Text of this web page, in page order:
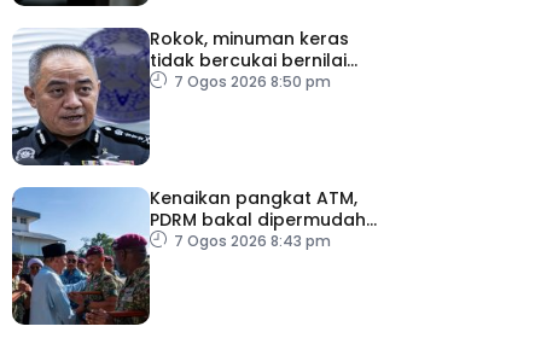
Rokok, minuman keras
tidak bercukai bernilai
lebih RM64,000 dirampas
7 Ogos 2026 8:50 pm
Kenaikan pangkat ATM,
PDRM bakal dipermudah,
dipercepat
7 Ogos 2026 8:43 pm